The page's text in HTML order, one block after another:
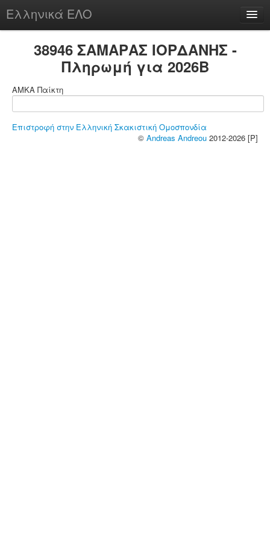
Ελληνικά ΕΛΟ
chesstu.be @ discord
38946 ΣΑΜΑΡΑΣ ΙΟΡΔΑΝΗΣ -
Πληρωμή για 2026B
ΑΜΚΑ Παίκτη
Επιστροφή στην Ελληνική Σκακιστική Ομοσπονδία
© Andreas Andreou 2012-2026 [P]